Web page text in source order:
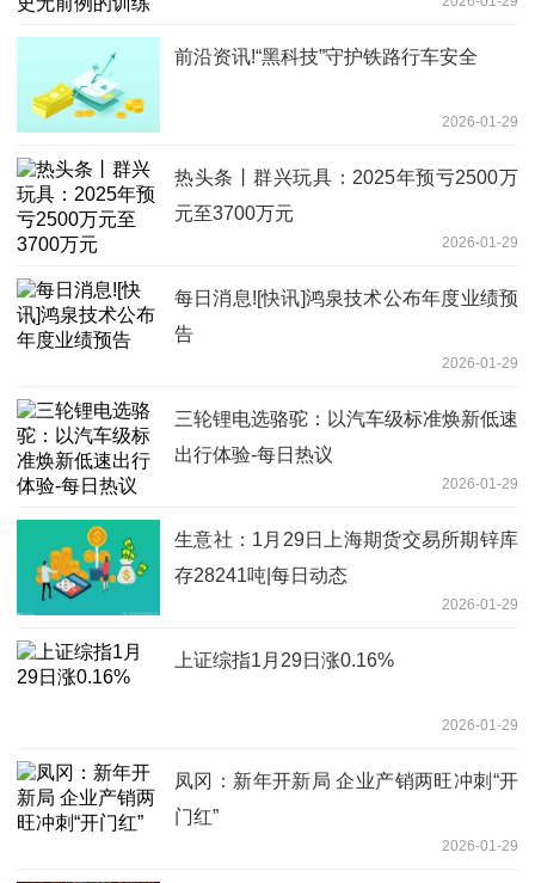
前沿资讯!“黑科技”守护铁路行车安全
2026-01-29
热头条丨群兴玩具：2025年预亏2500万
元至3700万元
2026-01-29
每日消息![快讯]鸿泉技术公布年度业绩预
告
2026-01-29
三轮锂电选骆驼：以汽车级标准焕新低速
出行体验-每日热议
2026-01-29
生意社：1月29日上海期货交易所期锌库
存28241吨|每日动态
2026-01-29
上证综指1月29日涨0.16%
2026-01-29
凤冈：新年开新局 企业产销两旺冲刺“开
门红”
2026-01-29